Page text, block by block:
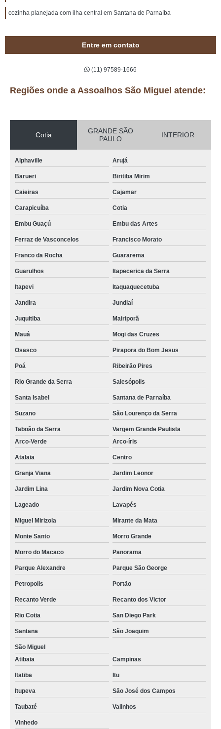
cozinha planejada com ilha central em Santana de Parnaíba
Entre em contato
(11) 97589-1666
Regiões onde a Assoalhos São Miguel atende:
Cotia
GRANDE SÃO
PAULO
INTERIOR
Alphaville Arujá
Barueri Biritiba Mirim
Caieiras Cajamar
Carapicuíba Cotia
Embu Guaçú Embu das Artes
Ferraz de Vasconcelos Francisco Morato
Franco da Rocha Guararema
Guarulhos Itapecerica da Serra
Itapevi Itaquaquecetuba
Jandira Jundiaí
Juquitiba Mairiporã
Mauá Mogi das Cruzes
Osasco Pirapora do Bom Jesus
Poá Ribeirão Pires
Rio Grande da Serra Salesópolis
Santa Isabel Santana de Parnaíba
Suzano São Lourenço da Serra
Taboão da Serra
Vargem Grande Paulista
Arco-Verde
Arco-íris
Atalaia Centro
Granja Viana Jardim Leonor
Jardim Lina Jardim Nova Cotia
Lageado Lavapés
Miguel Mirizola Mirante da Mata
Monte Santo Morro Grande
Morro do Macaco Panorama
Parque Alexandre Parque São George
Petropolis Portão
Recanto Verde Recanto dos Victor
Rio Cotia San Diego Park
Santana São Joaquim
São Miguel
Atibaia
Campinas
Itatiba Itu
Itupeva São José dos Campos
Taubaté Valinhos
Vinhedo